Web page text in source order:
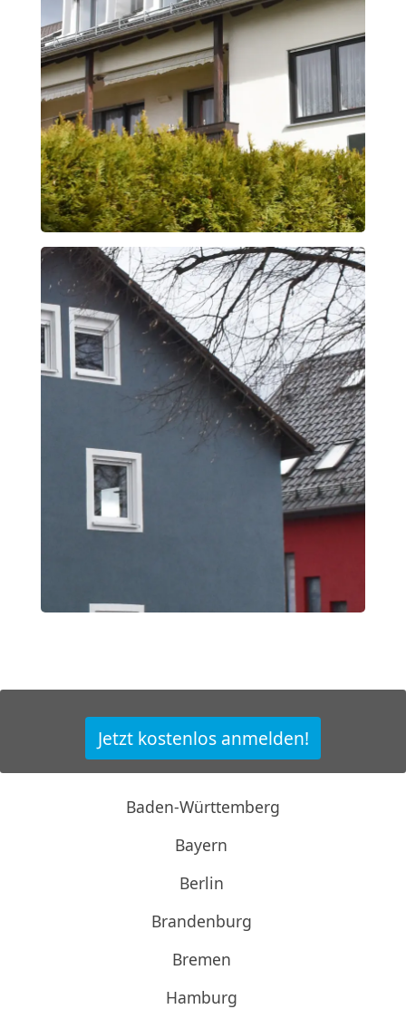
Jetzt kostenlos anmelden!
Baden-Württemberg
Bayern
Berlin
Brandenburg
Bremen
Hamburg